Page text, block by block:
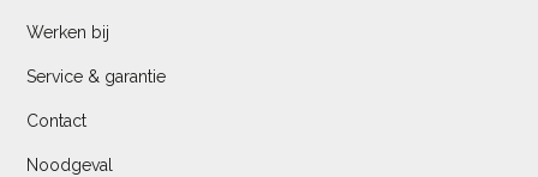
Werken bij
Service & garantie
Contact
Noodgeval